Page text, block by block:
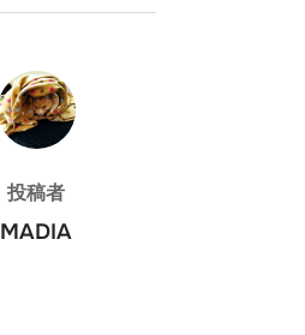
投稿者
投稿者
MADIA